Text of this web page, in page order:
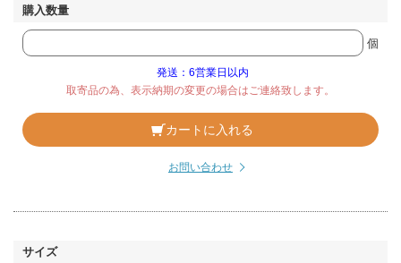
個
発送：6営業日以内
取寄品の為、表示納期の変更の場合はご連絡致します。
カートに入れる
お問い合わせ